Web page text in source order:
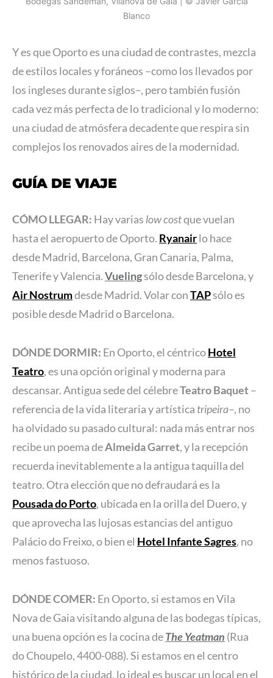
Blanco
Y es que Oporto es una ciudad de contrastes, mezcla
de estilos locales y foráneos –como los llevados por
los ingleses durante siglos–, pero también fusión
cada vez más perfecta de lo tradicional y lo moderno:
una ciudad de atmósfera decadente que respira sin
complejos los renovados aires de la modernidad.
GUÍA DE VIAJE
CÓMO LLEGAR: Hay varias low costque vuelan
hasta el aeropuerto de Oporto. Ryanairlo hace
desde Madrid, Barcelona, Gran Canaria, Palma,
Tenerife y Valencia.Vuelingsólo desde Barcelona, y
Air Nostrumdesde Madrid. Volar conTAPsólo es
posible desde Madrid o Barcelona.
DÓNDE DORMIR: En Oporto, el céntricoHotel
Teatro, es una opción original y moderna para
descansar. Antigua sede del célebreTeatro Baquet–
referencia de la vida literaria y artística tripeira–, no
ha olvidado su pasado cultural: nada más entrar nos
recibe un poema deAlmeida Garret, y la recepción
recuerda inevitablemente a la antigua taquilla del
teatro. Otra elección que no defraudará es la
Pousada do Porto, ubicada en la orilla del Duero, y
que aprovecha las lujosas estancias del antiguo
Palácio do Freixo, o bien el Hotel Infante Sagres, no
menos fastuoso.
DÓNDE COMER: En Oporto, si estamos en Vila
Nova de Gaia visitando alguna de las bodegas típicas,
una buena opción es la cocina deThe Yeatman (Rua
do Choupelo, 4400-088). Si estamos en el centro
histórico de la ciudad, lo ideal es buscar un local en el